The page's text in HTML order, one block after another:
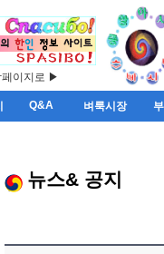
페이지로 ▶
Q&A 벼룩시장
뉴스& 공지